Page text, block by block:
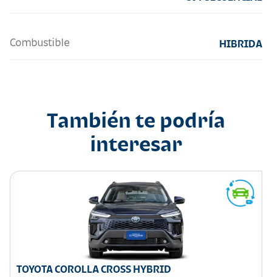
Combustible HIBRIDA
También te podría
interesar
TOYOTA COROLLA CROSS HYBRID